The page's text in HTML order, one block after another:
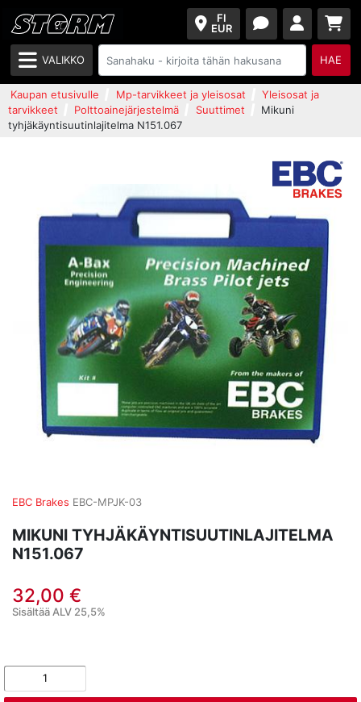
FI
EUR
VALIKKO HAE
Kaupan etusivulle Mp-tarvikkeet ja yleisosat
Yleisosat ja
tarvikkeet
Polttoainejärjestelmä Suuttimet
Mikuni
tyhjäkäyntisuutinlajitelma N151.067
EBC Brakes EBC-MPJK-03
MIKUNI TYHJÄKÄYNTISUUTINLAJITELMA
N151.067
32,00 €
Sisältää ALV 25,5%